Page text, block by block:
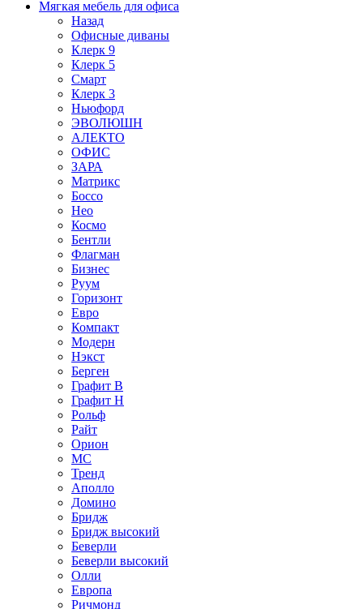
Мягкая мебель для офиса
Назад
Офисные диваны
Клерк 9
Клерк 5
Смарт
Клерк 3
Ньюфорд
ЭВОЛЮШН
АЛЕКТО
ОФИС
ЗАРА
Матрикс
Боссо
Нео
Космо
Бентли
Флагман
Бизнес
Руум
Горизонт
Евро
Компакт
Модерн
Нэкст
Берген
Графит В
Графит Н
Рольф
Райт
Орион
МС
Тренд
Аполло
Домино
Бридж
Бридж высокий
Беверли
Беверли высокий
Олли
Европа
Ричмонд